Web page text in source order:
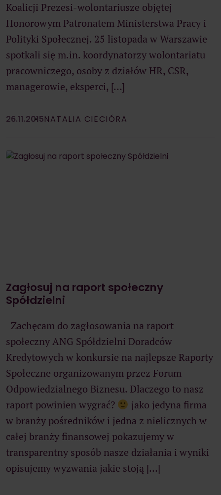
Koalicji Prezesi-wolontariusze objętej
Honorowym Patronatem Ministerstwa Pracy i
Polityki Społecznej. 25 listopada w Warszawie
spotkali się m.in. koordynatorzy wolontariatu
pracowniczego, osoby z działów HR, CSR,
managerowie, eksperci, […]
26.11.2015NATALIA CIECIÓRA
Zagłosuj na raport społeczny
Spółdzielni
Zachęcam do zagłosowania na raport
społeczny ANG Spółdzielni Doradców
Kredytowych w konkursie na najlepsze Raporty
Społeczne organizowanym przez Forum
Odpowiedzialnego Biznesu. Dlaczego to nasz
raport powinien wygrać?
jako jedyna firma
w branży pośredników i jedna z nielicznych w
całej branży finansowej pokazujemy w
transparentny sposób nasze działania i wyniki
opisujemy wyzwania jakie stoją […]